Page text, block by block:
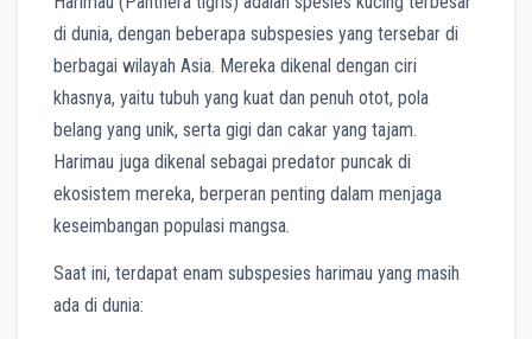
di dunia, dengan beberapa subspesies yang tersebar di
berbagai wilayah Asia. Mereka dikenal dengan ciri
khasnya, yaitu tubuh yang kuat dan penuh otot, pola
belang yang unik, serta gigi dan cakar yang tajam.
Harimau juga dikenal sebagai predator puncak di
ekosistem mereka, berperan penting dalam menjaga
keseimbangan populasi mangsa.
Saat ini, terdapat enam subspesies harimau yang masih
ada di dunia: